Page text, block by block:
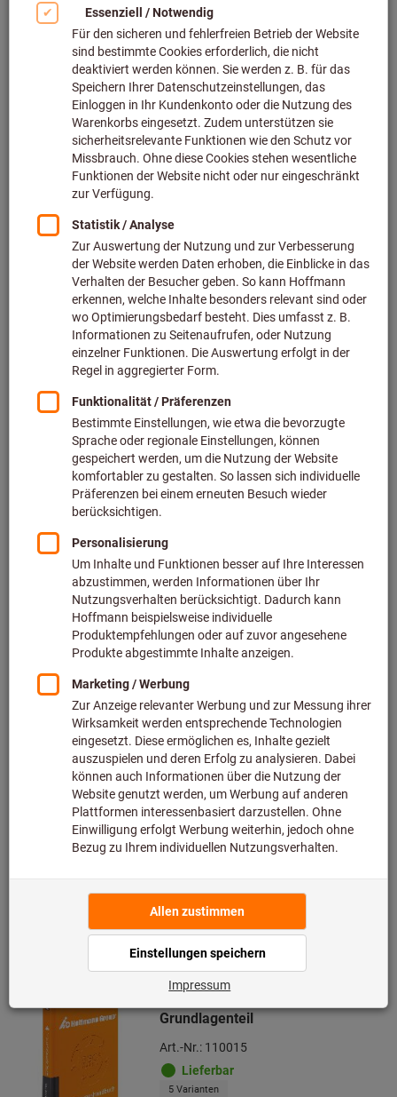
31,90 €
zzgl. MwSt.zzgl. Versandkosten
Zu den Varianten
Zerspanungshandbuch - 2-teilig
5 Varianten
ab
23,20 €
zzgl. MwSt. zzgl. Versandkosten
Zu den Varianten
Tabellenbuch Metall mit digitalem
Freischaltcode, Sprache: DE
Art.-Nr.: 110956 DE
106 Stück sofort lieferbar
zzgl. MwSt. zzgl. Versandkosten
Artikel merken
Zerspanungshandbuch -
Schnittdatenteil
Art.-Nr.: 110020
Lieferbar
3 Varianten
11,95 €
zzgl. MwSt.zzgl. Versandkosten
Zu den Varianten
Zerspanungshandbuch -
Grundlagenteil
Art.-Nr.: 110015
Lieferbar
5 Varianten